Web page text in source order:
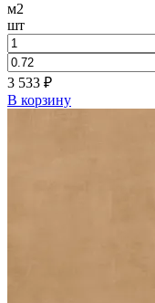
м2
шт
3 533 ₽
В корзину